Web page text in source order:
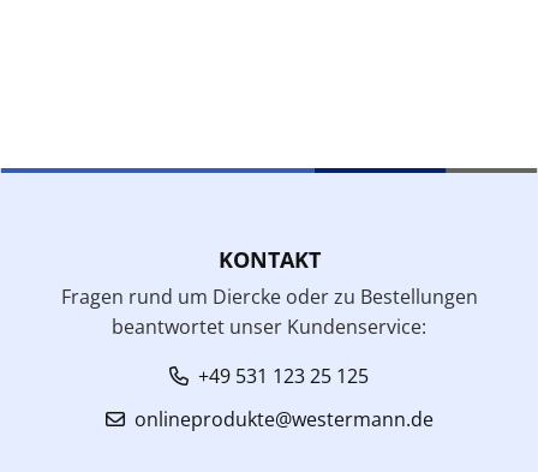
KONTAKT
Fragen rund um Diercke oder zu Bestellungen
beantwortet unser Kundenservice:
+49 531 123 25 125
onlineprodukte@westermann.de